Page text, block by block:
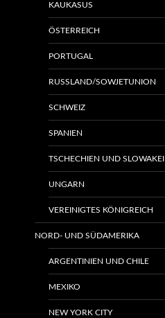
KAUKASUS
ÖSTERREICH
PORTUGAL
RUSSLAND/SOWJETUNION
SCHWEIZ
SPANIEN
TSCHECHIEN UND SLOWAKEI
UNGARN
VEREINIGTES KÖNIGREICH
NORD- UND SÜDAMERIKA
ARGENTINIEN UND CHILE
MEXIKO
NEW YORK CITY